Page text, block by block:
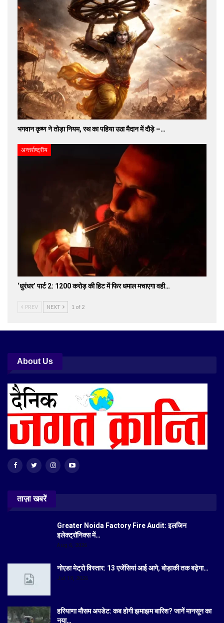
भगवान कृष्ण ने तोड़ा नियम, रथ का पहिया उठा मैदान में दौड़े –…
अन्तर्राष्ट्रीय
‘धुरंधर’ पार्ट 2: 1200 करोड़ की हिट में फिर धमाल मचाएगा वही…
PREV NEXT 1 of 2
About Us
ताज़ा खबरें
Greater Noida Factory Fire Audit: इलजिन
इलेक्ट्रॉनिक्स में…
Aug 6, 2026
नोएडा मेट्रो विस्तार: 13 एजेंसियां आई आगे, बोड़ाकी तक बढ़ेगा…
Jul 19, 2026
हरियाणा मौसम अपडेट: कब होगी झमाझम बारिश? जानें मानसून का
नया…